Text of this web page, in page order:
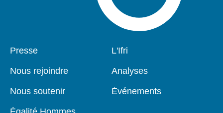
Pied
Presse
Nous rejoindre
Nous soutenir
Navigation
L'Ifri
Analyses
Événements